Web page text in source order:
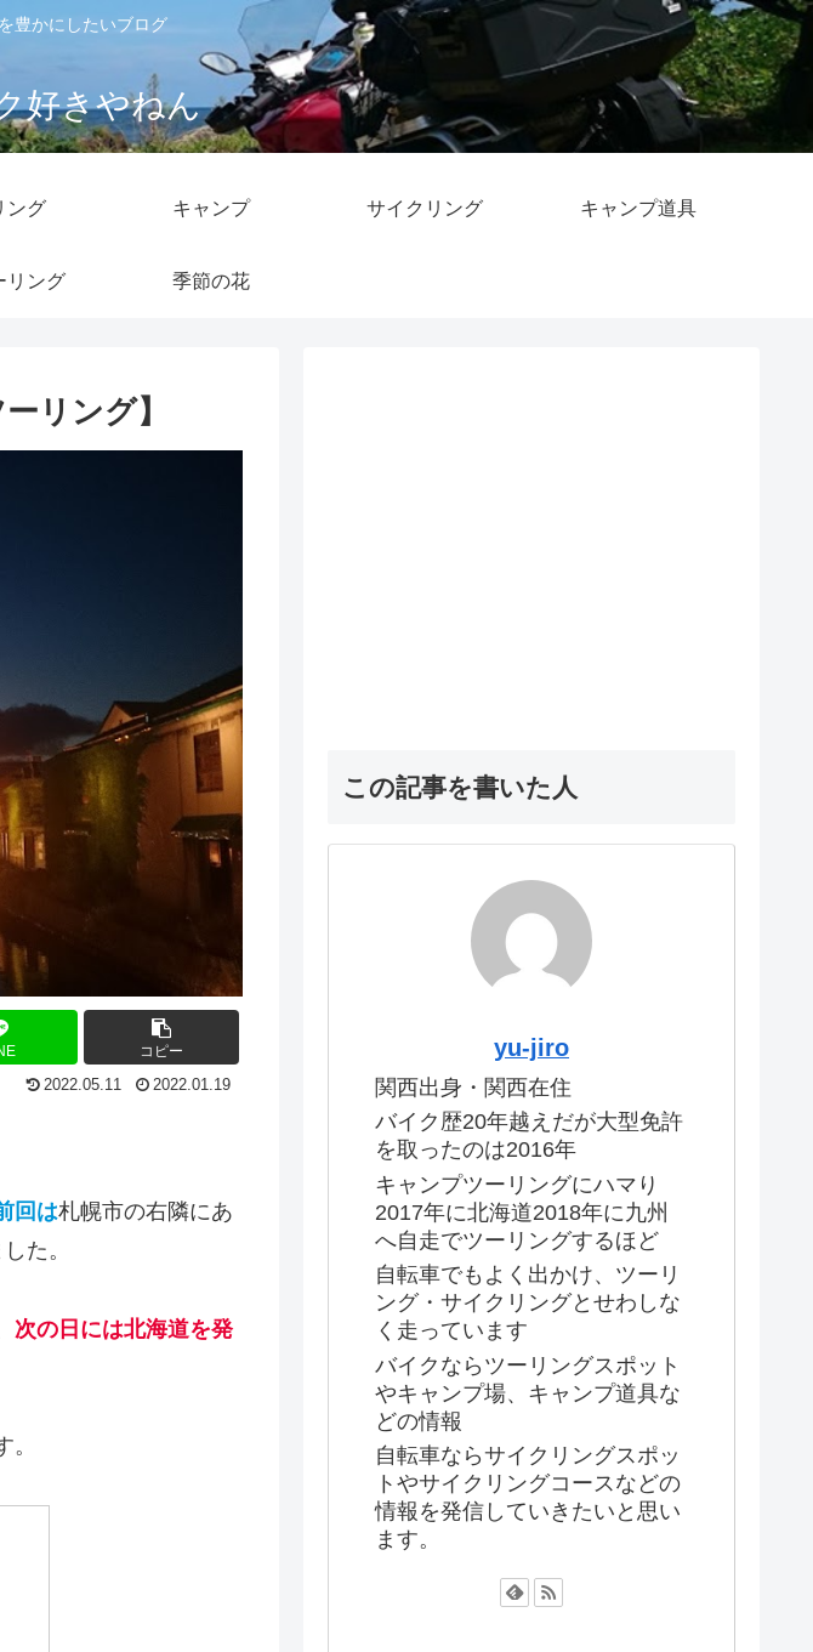
豊かにしたいブログ
好きやねん
ング キャンプ サイクリング キャンプ道具
リング 季節の花
リング】
コピー
2022.05.11 2022.01.19
回は札幌市の右隣にあ
た。
次の日には北海道を発
。
この記事を書いた人
yu-jiro
関西出身・関西在住
バイク歴20年越えだが大型免許
を取ったのは2016年
キャンプツーリングにハマり
2017年に北海道2018年に九州
へ自走でツーリングするほど
自転車でもよく出かけ、ツーリ
ング・サイクリングとせわしな
く走っています
バイクならツーリングスポット
やキャンプ場、キャンプ道具な
どの情報
自転車ならサイクリングスポッ
トやサイクリングコースなどの
情報を発信していきたいと思い
ます。